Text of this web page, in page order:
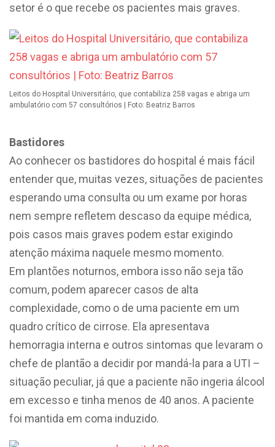
setor é o que recebe os pacientes mais graves.
Leitos do Hospital Universitário, que contabiliza 258 vagas e abriga um
ambulatório com 57 consultórios | Foto: Beatriz Barros
Bastidores
Ao conhecer os bastidores do hospital é mais fácil
entender que, muitas vezes, situações de pacientes
esperando uma consulta ou um exame por horas
nem sempre refletem descaso da equipe médica,
pois casos mais graves podem estar exigindo
atenção máxima naquele mesmo momento.
Em plantões noturnos, embora isso não seja tão
comum, podem aparecer casos de alta
complexidade, como o de uma paciente em um
quadro crítico de cirrose. Ela apresentava
hemorragia interna e outros sintomas que levaram o
chefe de plantão a decidir por mandá-la para a UTI –
situação peculiar, já que a paciente não ingeria álcool
em excesso e tinha menos de 40 anos. A paciente
foi mantida em coma induzido.